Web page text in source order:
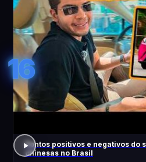
16
Pontos positivos e negativos do
chinesas no Brasil